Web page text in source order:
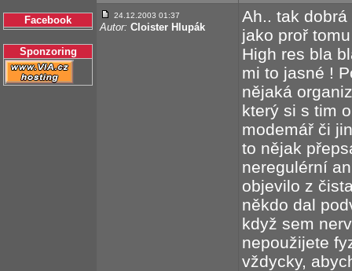
Facebook
Sponzoring
24.12.2003 01:37
Autor: Cloister Hlupák
Ah.. tak
jako proř
High res bla
mi to jasné !
nějaká
který si s tim
modemář či
to nějak
neregulérní
objevilo z
někdo dal
když sem
nepoužijete
vždycky,